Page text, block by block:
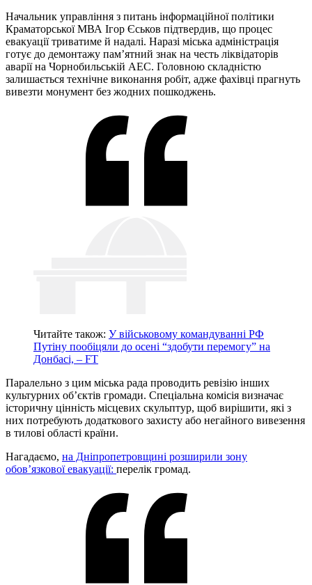
Начальник управління з питань інформаційної політики
Краматорської МВА Ігор Єськов підтвердив, що процес
евакуації триватиме й надалі. Наразі міська адміністрація
готує до демонтажу пам’ятний знак на честь ліквідаторів
аварії на Чорнобильській АЕС. Головною складністю
залишається технічне виконання робіт, адже фахівці прагнуть
вивезти монумент без жодних пошкоджень.
Читайте також: У військовому командуванні РФ
Путіну пообіцяли до осені “здобути перемогу” на
Донбасі, – FT
Паралельно з цим міська рада проводить ревізію інших
культурних об’єктів громади. Спеціальна комісія визначає
історичну цінність місцевих скульптур, щоб вирішити, які з
них потребують додаткового захисту або негайного вивезення
в тилові області країни.
Нагадаємо, на Дніпропетровщині розширили зону
обов’язкової евакуації: перелік громад.